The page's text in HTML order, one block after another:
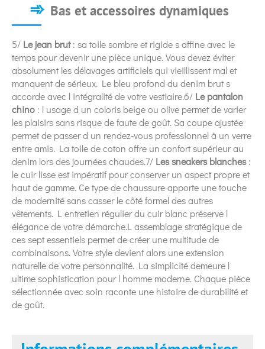
Bas et accessoires dynamiques
5/ Le jean brut: sa toile sombre et rigide s affine avec le
temps pour devenir une pièce unique. Vous devez éviter
absolument les délavages artificiels qui vieillissent mal et
manquent de sérieux. Le bleu profond du denim brut s
accorde avec l intégralité de votre vestiaire.6/ Le pantalon
chino : l usage d un coloris beige ou olive permet de varier
les plaisirs sans risque de faute de goût. Sa coupe ajustée
permet de passer d un rendez-vous professionnel à un verre
entre amis. La toile de coton offre un confort supérieur au
denim lors des journées chaudes.7/ Les sneakers blanches:
le cuir lisse est impératif pour conserver un aspect propre et
haut de gamme. Ce type de chaussure apporte une touche
de modernité sans casser le côté formel des autres
vêtements. L entretien régulier du cuir blanc préserve l
élégance de votre démarche.L assemblage stratégique de
ces sept essentiels permet de créer une multitude de
combinaisons. Votre style devient alors une extension
naturelle de votre personnalité. La simplicité demeure l
ultime sophistication pour l homme moderne. Chaque pièce
sélectionnée avec soin raconte une histoire de durabilité et
de goût.